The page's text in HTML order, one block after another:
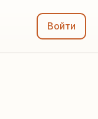
Войти